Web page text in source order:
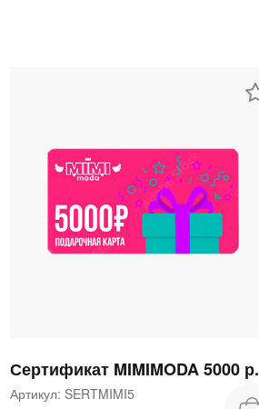
Сертификат MIMIMODA 5000 р.
Артикул: SERTMIMI5
раз в 2 недели